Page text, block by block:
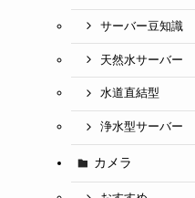
サーバー豆知識
天然水サーバー
水道直結型
浄水型サーバー
カメラ